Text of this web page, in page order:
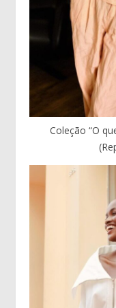
Coleção “O